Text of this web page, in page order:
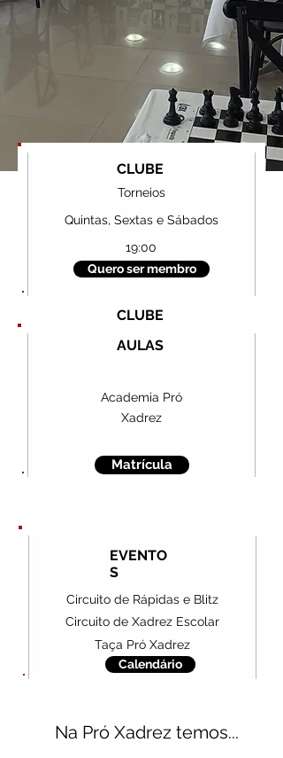
CLUBE
Quero ser membro
CLUBE
Torneios
Quintas, Sextas e Sábados
19:00
Academia Pró
Xadrez
AULAS
Matrícula
EVENTO
S
Circuito de Rápidas e Blitz
Circuito de Xadrez Escolar
Taça Pró Xadrez
Calendário
Na Pró Xadrez temos...